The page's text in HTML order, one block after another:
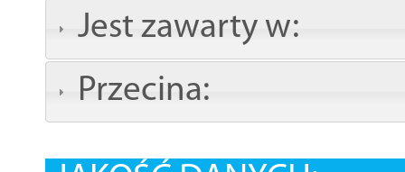
Jest zawarty w:
Przecina: